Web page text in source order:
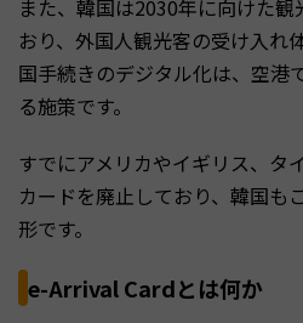
また、韓国は2030年に向けた
おり、外国人観光客の受け入れ
国手続きのデジタル化は、空港
る施策です。
すでにアメリカやイギリス、タ
カードを廃止しており、韓国も
形です。
e-Arrival Cardとは何か